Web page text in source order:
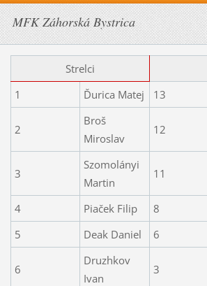
MFK Záhorská Bystrica
Strelci
1
Ďurica Matej 13
2
Broš
Miroslav
12
3
Szomolányi
Martin
11
4 Piaček Filip
8
5
Deak Daniel 6
6
Druzhkov
Ivan
3